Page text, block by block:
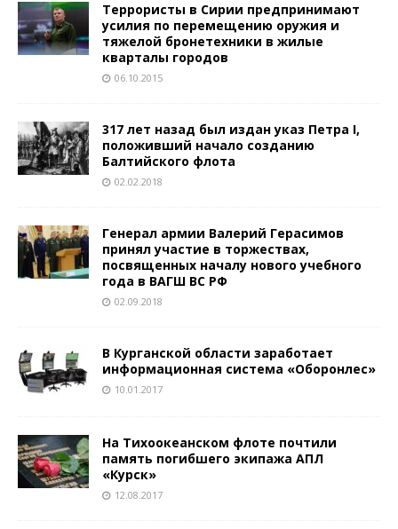
Террористы в Сирии предпринимают
усилия по перемещению оружия и
тяжелой бронетехники в жилые
кварталы городов
06.10.2015
317 лет назад был издан указ Петра I,
положивший начало созданию
Балтийского флота
02.02.2018
Генерал армии Валерий Герасимов
принял участие в торжествах,
посвященных началу нового учебного
года в ВАГШ ВС РФ
02.09.2018
В Курганской области заработает
информационная система «Оборонлес»
10.01.2017
На Тихоокеанском флоте почтили
память погибшего экипажа АПЛ
«Курск»
12.08.2017